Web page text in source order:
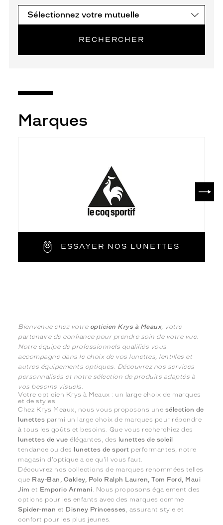
RECHERCHER
Marques
ESSAYER NOS LUNETTES
Bienvenue chez votre opticien Krys à Meaux, votre
partenaire de confiance pour prendre soin de votre vue.
Notre équipe de professionnels qualifiés vous
accompagne dans le choix de vos lunettes, lentilles et
autres équipements optiques. Découvrez nos services
personnalisés et notre sélection de produits adaptés à
vos besoins visuels.
Votre opticien Krys à Meaux : un large choix de marques
et de styles
Chez Krys Meaux, nous vous proposons une sélection de
lunettes parmi un large choix de marques pour répondre
à tous les goûts et besoins. Que vous recherchiez des
lunettes de vue élégantes, des lunettes de soleil
tendance ou des lunettes de sport performantes, notre
magasin d'optique a ce qu'il vous faut.
Découvrez nos collections de marques renommées telles
que Ray-Ban, Oakley, Polo Ralph Lauren, Tom Ford, Maui
Jim et Emporio Armani . Nous proposons également des
options pour les enfants avec des marques comme
Spider-man et Disney Princesses , assurant style et
confort pour les plus jeunes.